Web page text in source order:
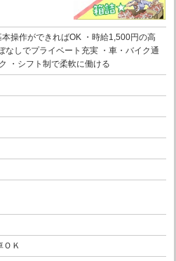
本操作ができればOK ・時給1,500円の高
なしでプライベート充実 ・車・バイク通
・シフト制で柔軟に働ける
ＯＫ